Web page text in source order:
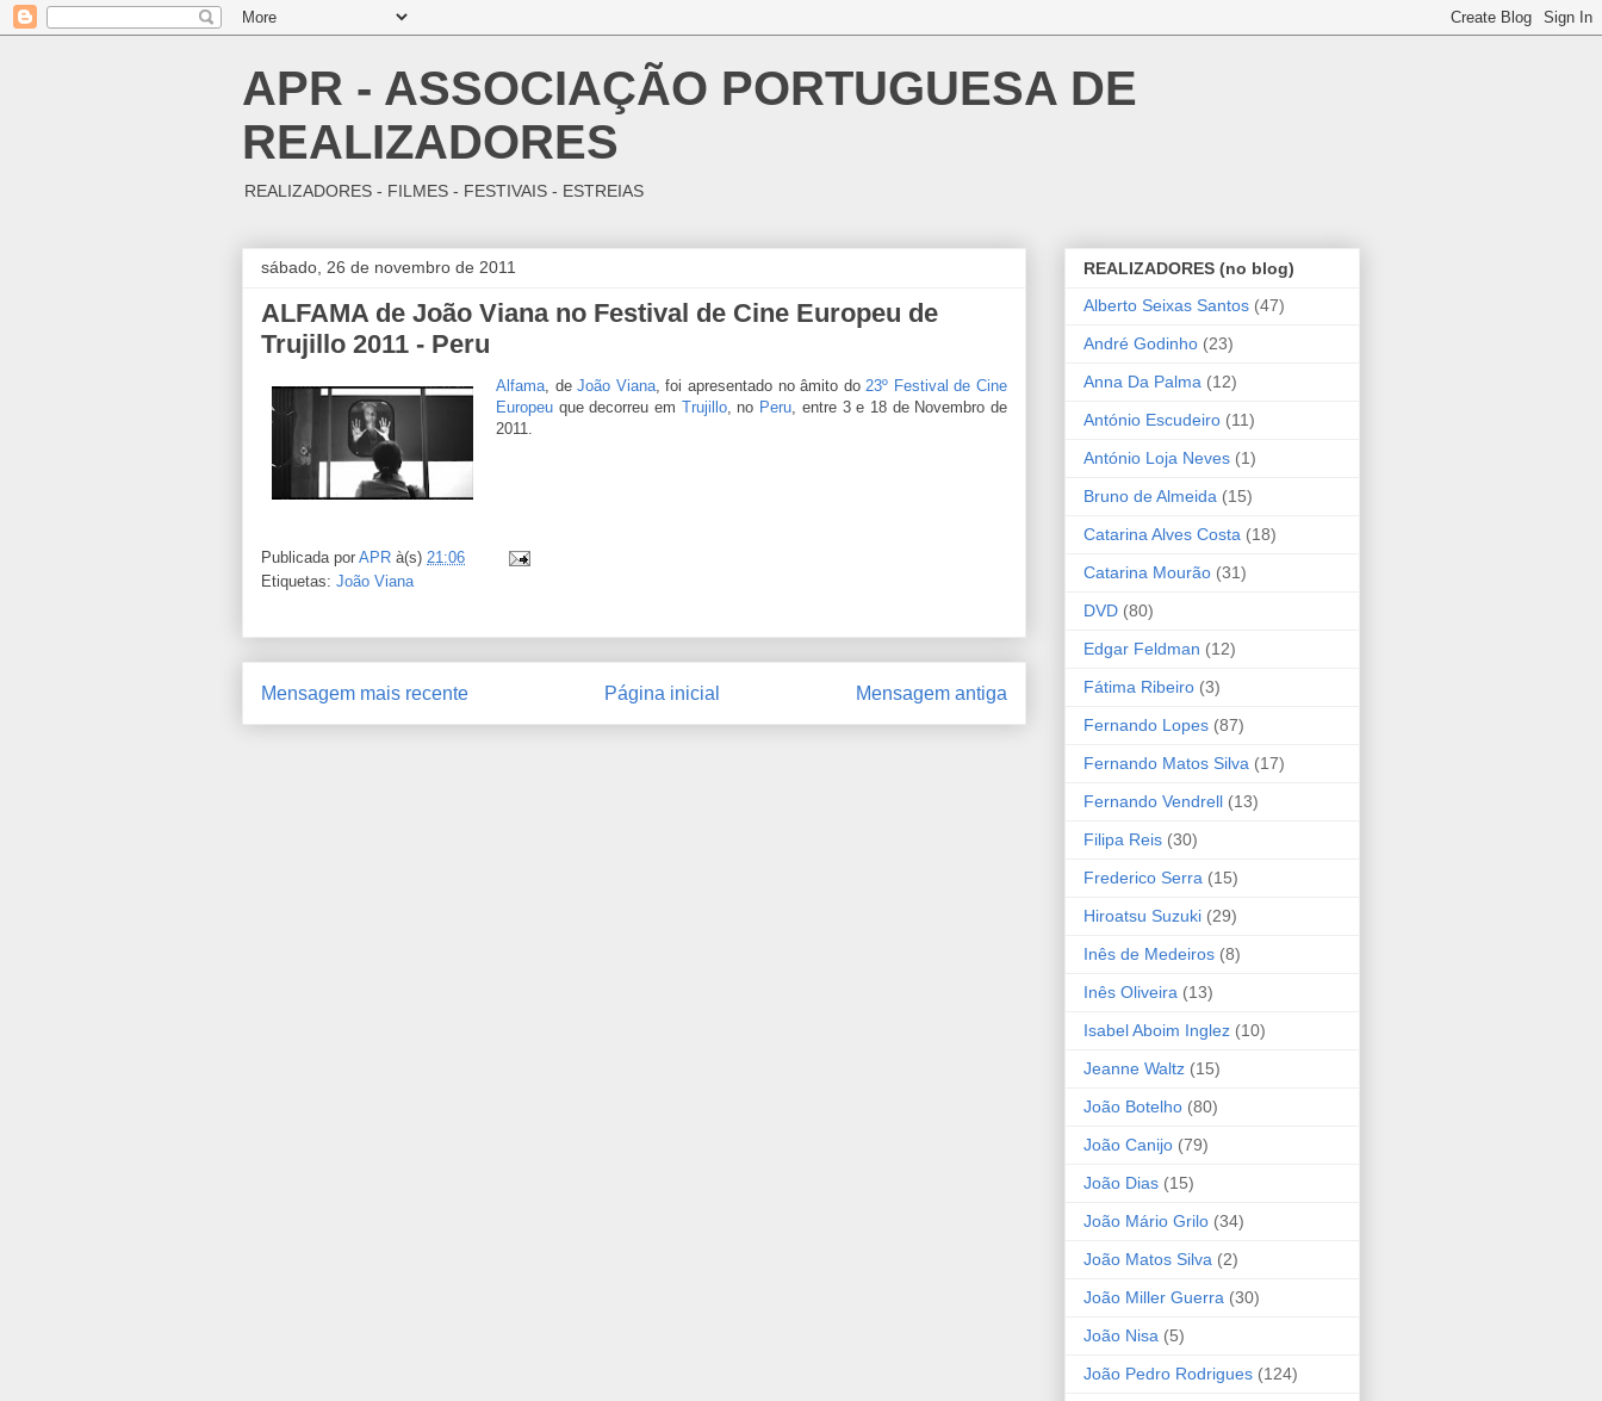
APR - ASSOCIAÇÃO PORTUGUESA DE
REALIZADORES
REALIZADORES - FILMES - FESTIVAIS - ESTREIAS
sábado, 26 de novembro de 2011
ALFAMA de João Viana no Festival de Cine Europeu de
Trujillo 2011 - Peru
Alfama, deJoão Viana, foi apresentado no âmito do23º Festival de Cine
Europeu que decorreu em Trujillo, no Peru, entre 3 e 18 de Novembro de
2011.
Publicada por APR à(s) 21:06
Etiquetas: João Viana
Mensagem mais recente Mensagem antiga
Página inicial
REALIZADORES (no blog)
Alberto Seixas Santos (47)
André Godinho (23)
Anna Da Palma (12)
António Escudeiro (11)
António Loja Neves (1)
Bruno de Almeida (15)
Catarina Alves Costa (18)
Catarina Mourão (31)
DVD (80)
Edgar Feldman (12)
Fátima Ribeiro (3)
Fernando Lopes (87)
Fernando Matos Silva (17)
Fernando Vendrell (13)
Filipa Reis (30)
Frederico Serra (15)
Hiroatsu Suzuki (29)
Inês de Medeiros (8)
Inês Oliveira (13)
Isabel Aboim Inglez (10)
Jeanne Waltz (15)
João Botelho (80)
João Canijo (79)
João Dias (15)
João Mário Grilo (34)
João Matos Silva (2)
João Miller Guerra (30)
João Nisa (5)
João Pedro Rodrigues (124)